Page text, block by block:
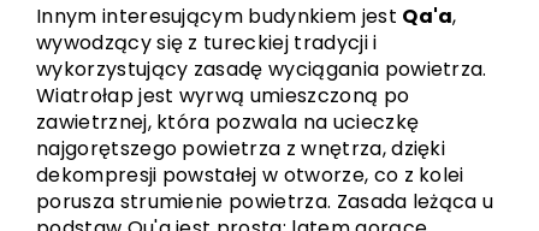
Innym interesującym budynkiem jest Qa'a,
wywodzący się z tureckiej tradycji i
wykorzystujący zasadę wyciągania powietrza.
Wiatrołap jest wyrwą umieszczoną po
zawietrznej, która pozwala na ucieczkę
najgorętszego powietrza z wnętrza, dzięki
dekompresji powstałej w otworze, co z kolei
porusza strumienie powietrza. Zasada leżąca u